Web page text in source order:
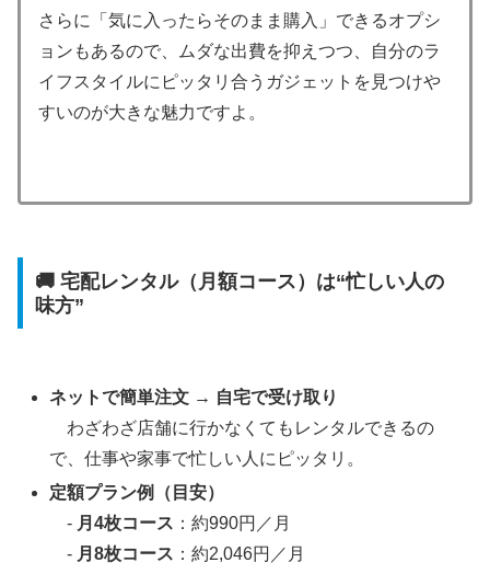
さらに「気に入ったらそのまま購入」できるオプシ
ョンもあるので、ムダな出費を抑えつつ、自分のラ
イフスタイルにピッタリ合うガジェットを見つけや
すいのが大きな魅力ですよ。
🚚 宅配レンタル（月額コース）は“忙しい人の
味方”
ネットで簡単注文 → 自宅で受け取り
わざわざ店舗に行かなくてもレンタルできるの
で、仕事や家事で忙しい人にピッタリ。
定額プラン例（目安）
- 月4枚コース ：約990円／月
- 月8枚コース ：約2,046円／月